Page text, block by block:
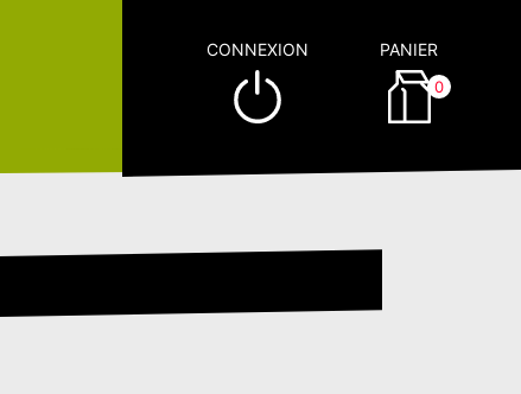
CONNEXION PANIER
0